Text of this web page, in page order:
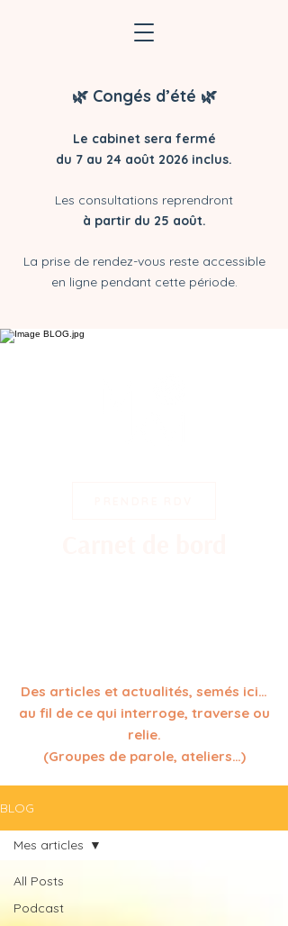
🌿 Congés d’été 🌿
Le cabinet sera fermé
du 7 au 24 août 2026 inclus.
Les consultations reprendront
à partir du 25 août.
La prise de rendez-vous reste accessible
en ligne pendant cette période.
Des articles et actualités, semés ici…
au fil de ce qui interroge, traverse ou
relie.
(Groupes de parole, ateliers…)
BLOG
All Posts
Podcast
Mes articles